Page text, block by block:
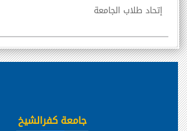
إتحاد طلاب الجامعة
جامعة كفرالشيخ